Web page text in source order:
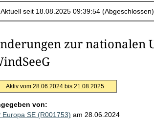
zur nationalen
Aktiv vom 28.06.2024 bis 21.08.2025
von:
Europa SE (R001753) am 28.06.2024